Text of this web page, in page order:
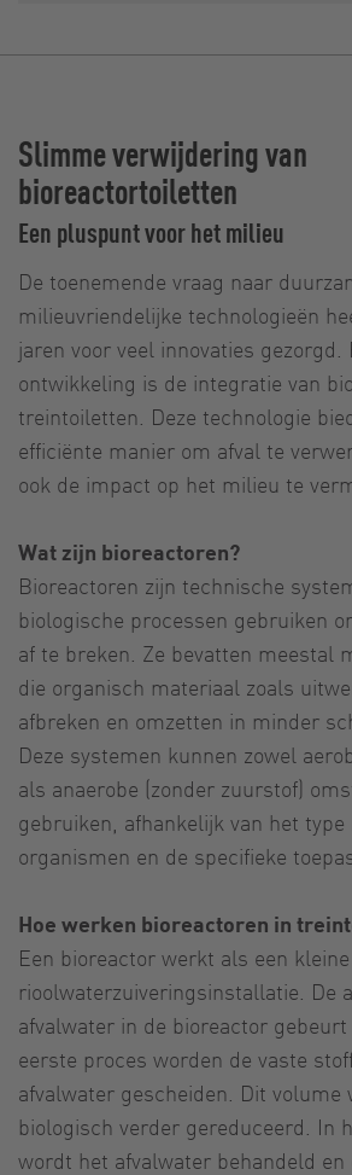
Slimme verwijdering van
bioreactortoiletten
Een pluspunt voor het milieu
De toenemende vraag naar
milieuvriendelijke technologieën
jaren voor veel innovaties
ontwikkeling is de integratie van
treintoiletten. Deze technologie
efficiënte manier om afval te
ook de impact op het milieu te
Wat zijn bioreactoren?
Bioreactoren zijn technische
biologische processen gebruiken
af te breken. Ze bevatten meestal
die organisch materiaal zoals
afbreken en omzetten in minder
Deze systemen kunnen zowel
als anaerobe (zonder zuurstof)
gebruiken, afhankelijk van het
organismen en de specifieke
Hoe werken bioreactoren in
Een bioreactor werkt als een kleine
rioolwaterzuiveringsinstallatie. De
afvalwater in de bioreactor
eerste proces worden de vaste
afvalwater gescheiden. Dit volume
biologisch verder gereduceerd. In
wordt het afvalwater behandeld